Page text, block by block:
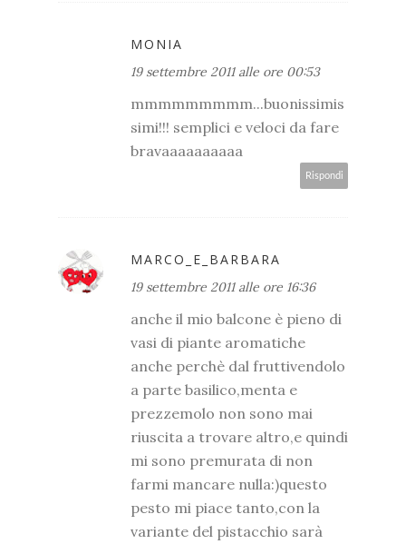
MONIA
19 settembre 2011 alle ore 00:53
mmmmmmmmm...buonissimis
simi!!! semplici e veloci da fare
bravaaaaaaaaaa
Rispondi
MARCO_E_BARBARA
19 settembre 2011 alle ore 16:36
anche il mio balcone è pieno di
vasi di piante aromatiche
anche perchè dal fruttivendolo
a parte basilico,menta e
prezzemolo non sono mai
riuscita a trovare altro,e quindi
mi sono premurata di non
farmi mancare nulla:)questo
pesto mi piace tanto,con la
variante del pistacchio sarà